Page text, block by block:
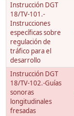
Instrucción DGT
18/TV-101.-
Instrucciones
específicas sobre
regulación de
tráfico para el
desarrollo
Instrucción DGT
18/TV-102.-Guías
sonoras
longitudinales
fresadas